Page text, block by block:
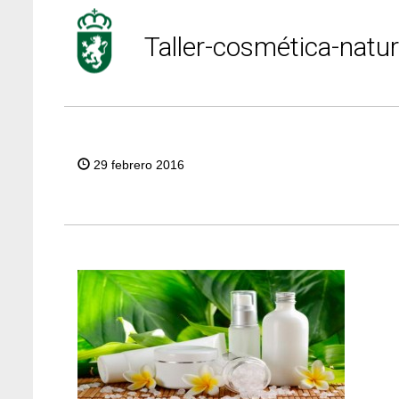
Taller-cosmética-
29 febrero 2016